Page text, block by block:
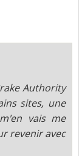
Authority
sites, une
vais me
revenir avec